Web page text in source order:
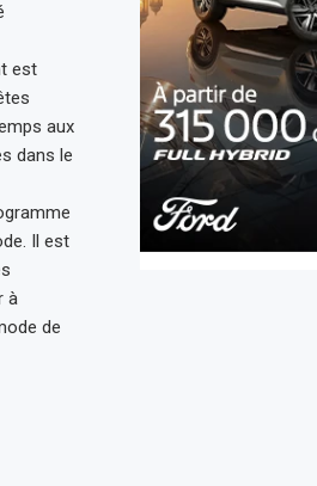
est
aux
dans le
Il est
à
de